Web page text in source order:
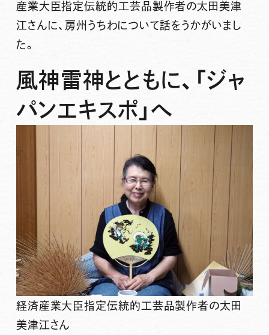
産業大臣指定伝統的工芸品製作者の太田美津
江さんに、房州うちわについて話をうかがいまし
た。
風神雷神とともに、「ジャ
パンエキスポ」へ
経済産業大臣指定伝統的工芸品製作者の太田
美津江さん